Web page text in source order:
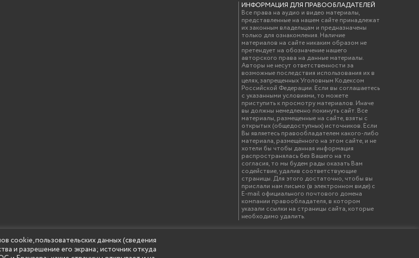
ИНФОРМАЦИЯ ДЛЯ ПРАВООБЛАДАТЕЛЕЙ
Все права на аудио и видео материалы,
представленные на нашем сайте принадлежат
их законным владельцам и предназначены
только для ознакомления. Наличие
материалов на сайте никаким образом не
претендует на обозначение нашего
авторского права на данные материалы.
Авторы не несут ответственности за
возможные последствия использования их в
целях, запрещенных Уголовным Кодексом
Российской Федерации. Если вы соглашаетесь
с указанными условиями, то можете
приступить к просмотру материалов. Иначе
вы должны немедленно покинуть сайт. Все
материалы, размещенные на сайте, взяты с
открытых (общедоступных) источников. Если
Вы являетесь правообладателем какого-либо
материала, размещённого на этом сайте, и не
хотели бы чтобы данная информация
распространялась без Вашего на то
согласия, то мы будем рады оказать Вам
содействие, удалив соответствующие
страницы. Для этого достаточно, чтобы вы
прислали нам письмо (в электронном виде) с
E-mail официального почтового домена
компании правообладателя, в котором
указали ссылки на страницы сайта, которые
необходимо удалить.
высшего образования "Нижегородский государственный инженерно-экономический университет"
cookie, пользовательских данных (сведения
и разрешение его экрана; источник откуда